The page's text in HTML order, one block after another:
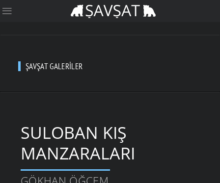
ŞAVŞAT GALERILER
SULOBAN KIŞ
MANZARALARI